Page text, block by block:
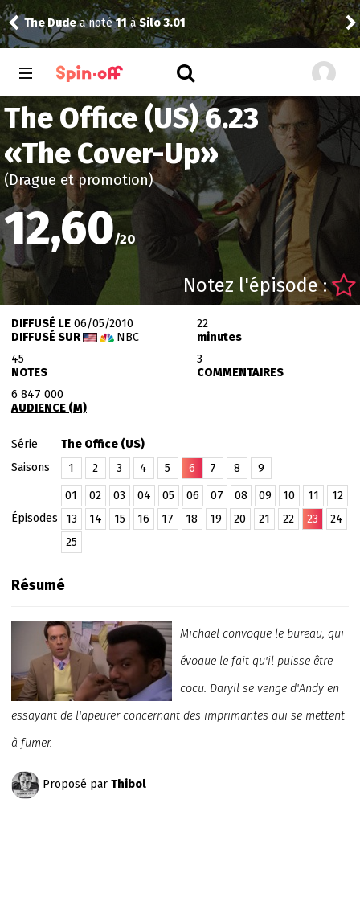
The Dudea noté11àSilo 3.01
The Office (US) 6.23
«The Cover-Up»
(Drague et promotion)
12,60/20
Notez l'épisode :
DIFFUSÉ LE06/05/2010
DIFFUSÉ SUR
NBC
22
minutes
45
NOTES
3
COMMENTAIRES
6 847 000
AUDIENCE (M)
Série
The Office (US)
Saisons
1 2 3 4 5 6 7 8 9
Épisodes
01 02 03 04 05 06 07 08 09 10 11
12
13
14 15 16 17 18 19 20 21 22 23
24
25
Résumé
Michael convoque le bureau, qui
évoque le fait qu'il puisse être
cocu. Daryll se venge d'Andy en
essayant de l'apeurer concernant des imprimantes qui se mettent
à fumer.
Proposé par Thibol